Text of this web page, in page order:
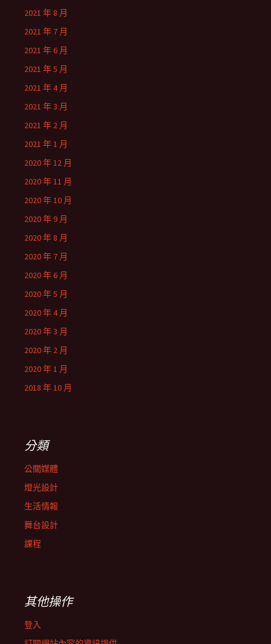
2021 年 8 月
2021 年 7 月
2021 年 6 月
2021 年 5 月
2021 年 4 月
2021 年 3 月
2021 年 2 月
2021 年 1 月
2020 年 12 月
2020 年 11 月
2020 年 10 月
2020 年 9 月
2020 年 8 月
2020 年 7 月
2020 年 6 月
2020 年 5 月
2020 年 4 月
2020 年 3 月
2020 年 2 月
2020 年 1 月
2018 年 10 月
分類
公關媒體
燈光設計
生活情報
舞台設計
課程
其他操作
登入